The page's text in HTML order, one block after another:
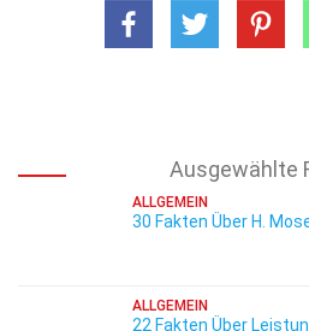
Ausgewählte
ALLGEMEIN
30 Fakten Über H.
ALLGEMEIN
22 Fakten Über